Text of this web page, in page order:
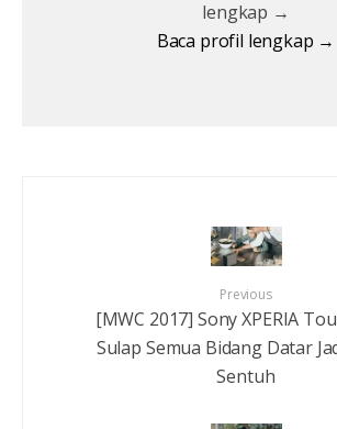
lengkap →
Baca profil lengkap →
Previous
[MWC 2017] Sony XPERIA
Sulap Semua Bidang Datar
Sentuh